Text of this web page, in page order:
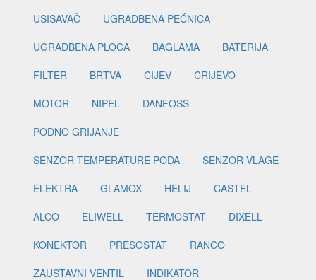
USISAVAČ
UGRADBENA PEĆNICA
UGRADBENA PLOČA
BAGLAMA
BATERIJA
FILTER
BRTVA CIJEV
CRIJEVO
MOTOR
NIPEL
DANFOSS
PODNO GRIJANJE
SENZOR TEMPERATURE PODA
SENZOR VLAGE
ELEKTRA
GLAMOX HELIJ
CASTEL
ALCO
ELIWELL TERMOSTAT
DIXELL
KONEKTOR
PRESOSTAT
RANCO
ZAUSTAVNI VENTIL
INDIKATOR